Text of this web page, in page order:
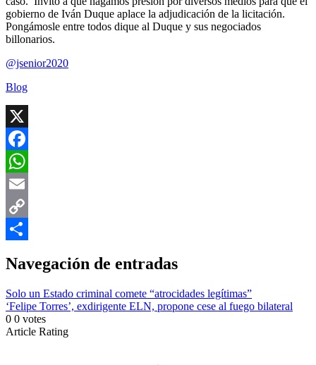
gobierno de Iván Duque aplace la adjudicación de la licitación.
Pongámosle entre todos dique al Duque y sus negociados
billonarios.
@jsenior2020
Blog
X
Facebook
WhatsApp
Email
Copy
Navegación de entradas
Solo un Estado criminal comete “atrocidades legítimas”
‘Felipe Torres’, exdirigente ELN, propone cese al fuego bilateral
0 0 votes
Article Rating